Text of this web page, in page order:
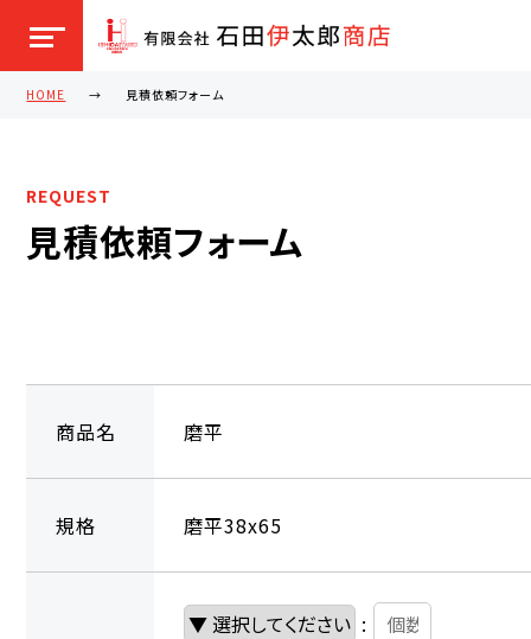
HOME 見積依頼フォーム
REQUEST
見積依頼フォーム
商品名 磨平
規格 磨平38x65
: